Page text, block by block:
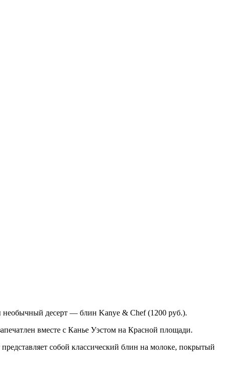
необычный десерт — блин Kanye & Chef (1200 руб.).
вместе с Канье Уэстом на Красной площади.
собой классический блин на молоке, покрытый